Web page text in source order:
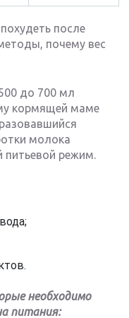
после
почему вес
до 700 мл
кормящей маме
молока
режим.
необходимо
питания: